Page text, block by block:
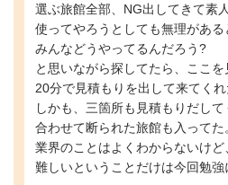
選ぶ旅館全部、NG出してきて素
使ってやろうとしても無理がある
みんなどうやってるんだろう?
と思いながら探してたら、ここ
20分で見積もりを出して来てくれ
しかも、三箇所も見積もりだし
合わせて断られた旅館も入ってた
業界のことはよくわからないけ
難しいということだけは今回勉強